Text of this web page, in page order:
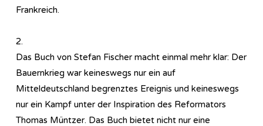
Frankreich.
2.
Das Buch von Stefan Fischer macht einmal mehr klar: Der
Bauernkrieg war keineswegs nur ein auf
Mitteldeutschland begrenztes Ereignis und keineswegs
nur ein Kampf unter der Inspiration des Reformators
Thomas Müntzer. Das Buch bietet nicht nur eine